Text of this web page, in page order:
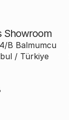
Showroom
B Balmumcu
/ Türkiye